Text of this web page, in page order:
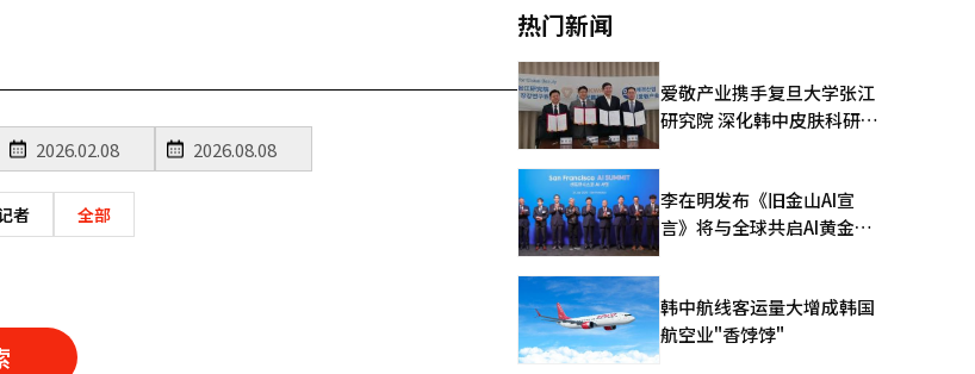
者 全部
热门新闻
爱敬产业携手复旦大学张江
研究院 深化韩中皮肤科研合
李在明发布《旧金山AI宣
言》将与全球共启AI黄金时
韩中航线客运量大增成韩国
航空业"香饽饽"